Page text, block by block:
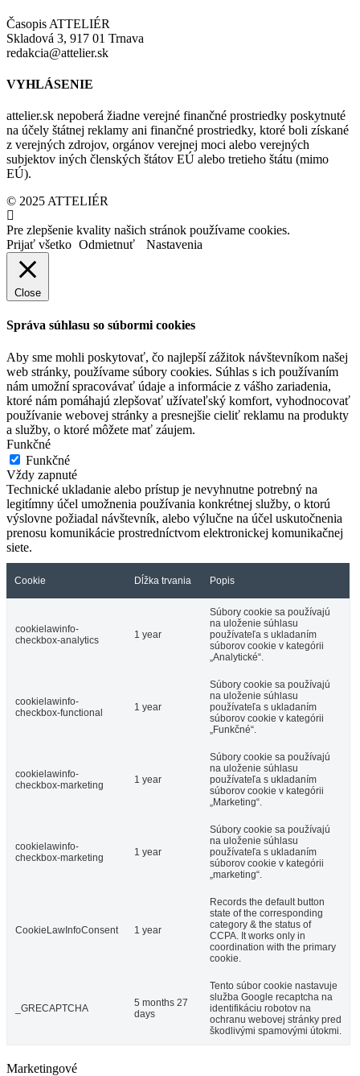
Časopis ATTELIÉR
Skladová 3, 917 01 Trnava
redakcia@attelier.sk
VYHLÁSENIE
attelier.sk nepoberá žiadne verejné finančné prostriedky poskytnuté
na účely štátnej reklamy ani finančné prostriedky, ktoré boli získané
z verejných zdrojov, orgánov verejnej moci alebo verejných
subjektov iných členských štátov EÚ alebo tretieho štátu (mimo
EÚ).
© 2025 ATTELIÉR
Pre zlepšenie kvality našich stránok používame cookies.
Prijať všetko Odmietnuť Nastavenia
Close
Správa súhlasu so súbormi cookies
Aby sme mohli poskytovať, čo najlepší zážitok návštevníkom našej
web stránky, používame súbory cookies. Súhlas s ich používaním
nám umožní spracovávať údaje a informácie z vášho zariadenia,
ktoré nám pomáhajú zlepšovať užívateľský komfort, vyhodnocovať
používanie webovej stránky a presnejšie cieliť reklamu na produkty
a služby, o ktoré môžete mať záujem.
Funkčné
Funkčné
Vždy zapnuté
Technické ukladanie alebo prístup je nevyhnutne potrebný na
legitímny účel umožnenia používania konkrétnej služby, o ktorú
výslovne požiadal návštevník, alebo výlučne na účel uskutočnenia
prenosu komunikácie prostredníctvom elektronickej komunikačnej
siete.
Cookie Dĺžka trvania Popis
cookielawinfo-
checkbox-analytics
1 year
Súbory cookie sa používajú
na uloženie súhlasu
používateľa s ukladaním
súborov cookie v kategórii
„Analytické“.
cookielawinfo-
checkbox-functional
1 year
Súbory cookie sa používajú
na uloženie súhlasu
používateľa s ukladaním
súborov cookie v kategórii
„Funkčné“.
cookielawinfo-
checkbox-marketing
1 year
Súbory cookie sa používajú
na uloženie súhlasu
používateľa s ukladaním
súborov cookie v kategórii
„Marketing“.
cookielawinfo-
checkbox-marketing
1 year
Súbory cookie sa používajú
na uloženie súhlasu
používateľa s ukladaním
súborov cookie v kategórii
„marketing“.
CookieLawInfoConsent 1 year
Records the default button
state of the corresponding
category & the status of
CCPA. It works only in
coordination with the primary
cookie.
_GRECAPTCHA
5 months 27
days
Tento súbor cookie nastavuje
služba Google recaptcha na
identifikáciu robotov na
ochranu webovej stránky pred
škodlivými spamovými útokmi.
Marketingové